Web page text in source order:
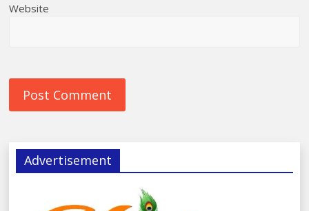
Website
Advertisement